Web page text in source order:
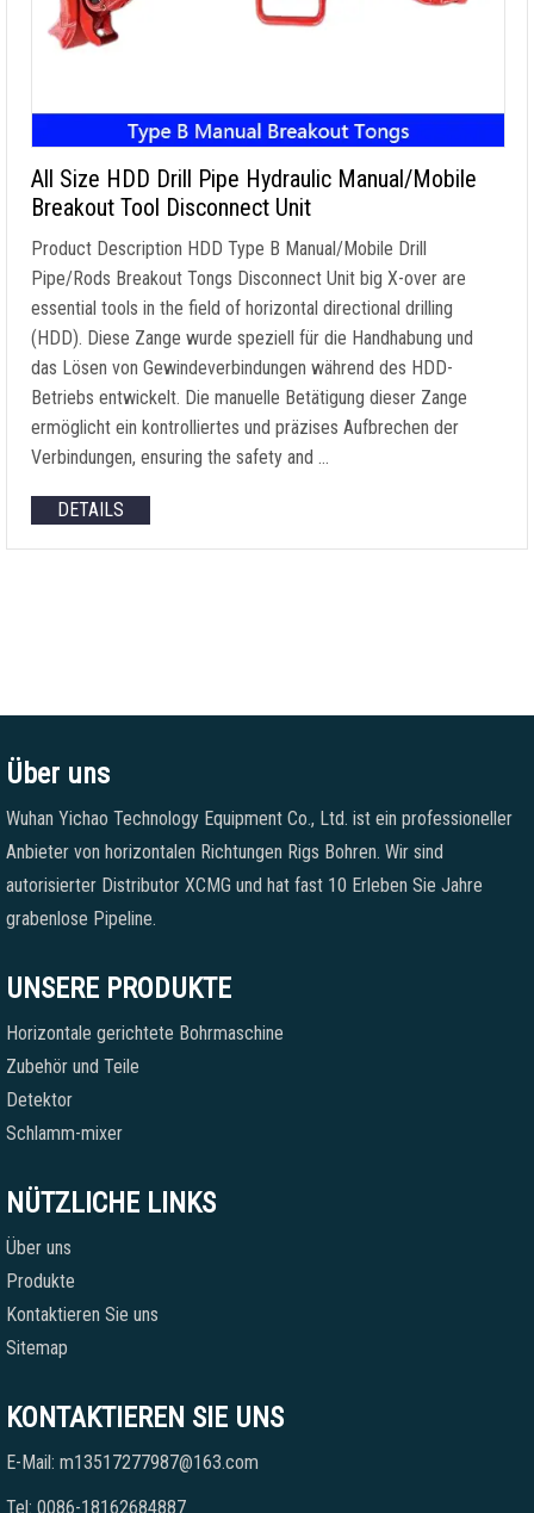
All Size HDD Drill Pipe Hydraulic Manual/Mobile
Breakout Tool Disconnect Unit
Product Description HDD Type B Manual/Mobile Drill
Pipe/Rods Breakout Tongs Disconnect Unit big X-over are
essential tools in the field of horizontal directional drilling
(HDD). Diese Zange wurde speziell für die Handhabung und
das Lösen von Gewindeverbindungen während des HDD-
Betriebs entwickelt. Die manuelle Betätigung dieser Zange
ermöglicht ein kontrolliertes und präzises Aufbrechen der
Verbindungen, ensuring the safety and …
DETAILS
Über uns
Wuhan Yichao Technology Equipment Co., Ltd. ist ein professioneller
Anbieter von horizontalen Richtungen Rigs Bohren. Wir sind
autorisierter Distributor XCMG und hat fast 10 Erleben Sie Jahre
grabenlose Pipeline.
UNSERE PRODUKTE
Horizontale gerichtete Bohrmaschine
Zubehör und Teile
Detektor
Schlamm-mixer
NÜTZLICHE LINKS
Über uns
Produkte
Kontaktieren Sie uns
Sitemap
KONTAKTIEREN SIE UNS
E-Mail: m13517277987@163.com
Tel: 0086-18162684887